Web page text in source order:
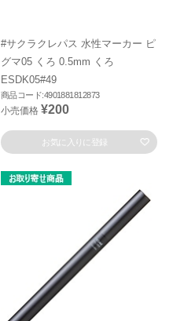
#サクラクレパス 水性マーカー ピ
グマ05 くろ 0.5mm くろ
ESDK05#49
商品コード:4901881812873
小売価格 ¥200
お気に入りに登録